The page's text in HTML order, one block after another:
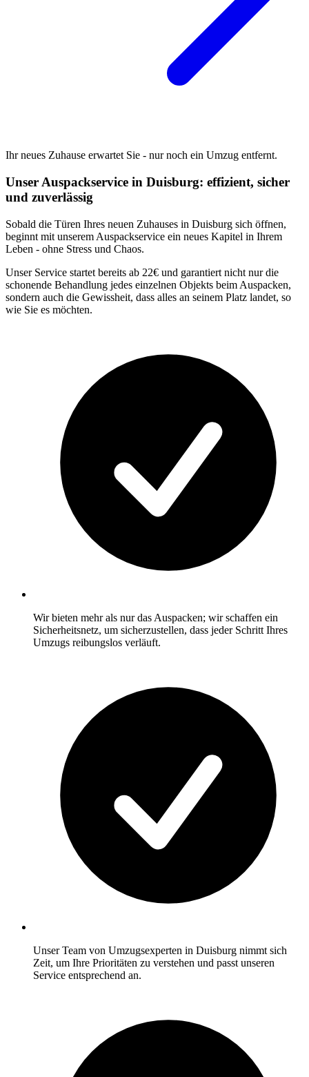
Ihr neues Zuhause erwartet Sie - nur noch ein Umzug entfernt.
Unser Auspackservice in Duisburg: effizient, sicher
und zuverlässig
Sobald die Türen Ihres neuen Zuhauses in Duisburg sich öffnen,
beginnt mit unserem Auspackservice ein neues Kapitel in Ihrem
Leben - ohne Stress und Chaos.
Unser Service startet bereits ab 22€ und garantiert nicht nur die
schonende Behandlung jedes einzelnen Objekts beim Auspacken,
sondern auch die Gewissheit, dass alles an seinem Platz landet, so
wie Sie es möchten.
Wir bieten mehr als nur das Auspacken; wir schaffen ein
Sicherheitsnetz, um sicherzustellen, dass jeder Schritt Ihres
Umzugs reibungslos verläuft.
Unser Team von Umzugsexperten in Duisburg nimmt sich
Zeit, um Ihre Prioritäten zu verstehen und passt unseren
Service entsprechend an.